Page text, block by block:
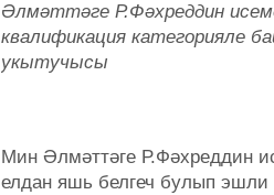
Әлмәттәге Р.Фәхреддин
квалификация категорияле
укытучысы
Мин Әлмәттәге Р.Фәхреддин
елдан яшь белгеч булып